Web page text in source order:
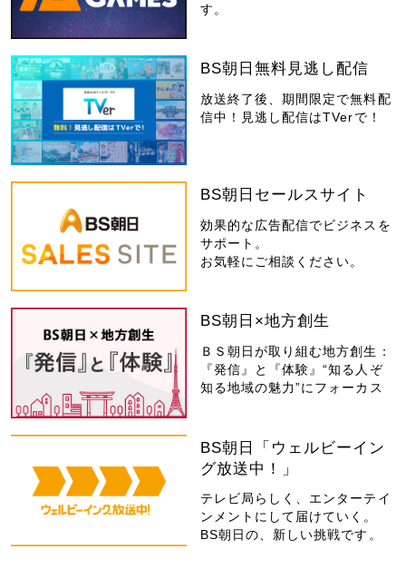
す。
BS朝日無料見逃し配信
放送終了後、期間限定で無料配
信中！見逃し配信はTVerで！
BS朝日セールスサイト
効果的な広告配信でビジネスを
サポート。
お気軽にご相談ください。
BS朝日×地方創生
ＢＳ朝日が取り組む地方創生：
『発信』と『体験』“知る人ぞ
知る地域の魅力”にフォーカス
BS朝日「ウェルビーイン
グ放送中！」
テレビ局らしく、エンターテイ
ンメントにして届けていく。
BS朝日の、新しい挑戦です。